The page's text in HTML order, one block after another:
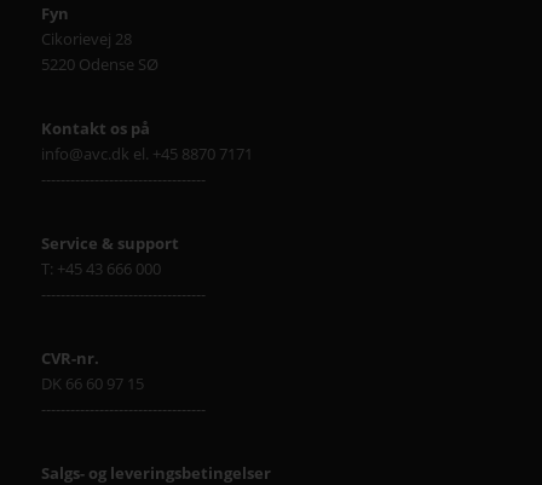
Fyn
Cikorievej 28
5220 Odense SØ
Kontakt os på
info@avc.dk el. +45 8870 7171
----------------------------------
Service & support
T: +45 43 666 000
----------------------------------
CVR-nr.
DK 66 60 97 15
----------------------------------
Salgs- og leveringsbetingelser